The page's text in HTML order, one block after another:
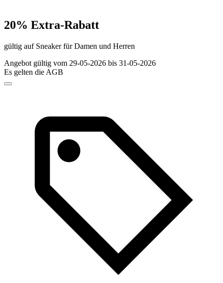
20% Extra-Rabatt
gültig auf Sneaker für Damen und Herren
Angebot gültig vom 29-05-2026 bis 31-05-2026
Es gelten die AGB